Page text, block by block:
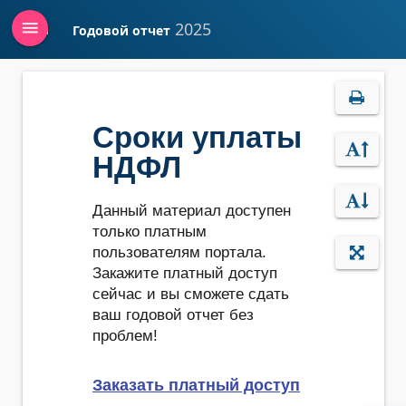
Войти Годовой отчет 2025
menu
Сроки уплаты
НДФЛ
Данный материал доступен
только платным
пользователям портала.
Закажите платный доступ
сейчас и вы сможете сдать
ваш годовой отчет без
проблем!
Заказать платный доступ